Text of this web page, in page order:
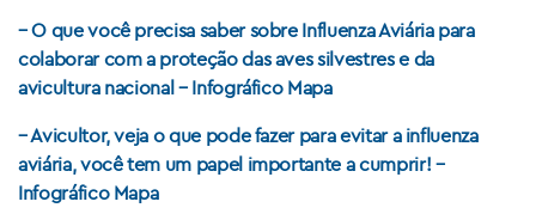
– O que você precisa saber sobre Influenza Aviária para
colaborar com a proteção das aves silvestres e da
avicultura nacional – Infográfico Mapa
– Avicultor, veja o que pode fazer para evitar a influenza
aviária, você tem um papel importante a cumprir! –
Infográfico Mapa